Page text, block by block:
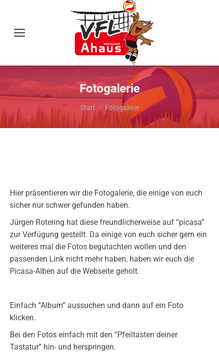
Fotogalerie
Sie befinden sich hier:
Start Fotogalerie
Hier präsentieren wir die Fotogalerie, die einige von euch
sicher nur schwer gefunden haben.
Jürgen Rotering hat diese freundlicherweise auf “picasa”
zur Verfügung gestellt. Da einige von euch sicher gern ein
weiteres mal die Fotos begutachten wollen und den
passenden Link nicht mehr haben, haben wir euch die
Picasa-Alben auf die Webseite geholt.
Einfach “Album” aussuchen und dann auf ein Foto
klicken.
Bei den Fotos einfach mit den “Pfeiltasten deiner
Tastatur” hin- und herspringen.